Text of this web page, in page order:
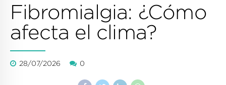
Fibromialgia: ¿Cómo
afecta el clima?
28/07/2026 0